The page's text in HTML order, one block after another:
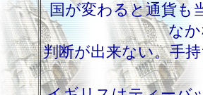
国が変わると通貨も
な
判断が出来ない。手